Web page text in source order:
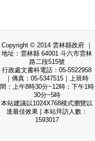
Copyright © 2014 雲林縣政府 ｜
地址：雲林縣 64001 斗六市雲林
路二段515號
行政處文書科電話：05-5522958
｜傳真：05-5347515｜上班時
間：上午8時30分~12時；下午1時
30分~5時
本站建議以1024X768模式瀏覽以
達最佳效果 | 本站拜訪人數：
1593017